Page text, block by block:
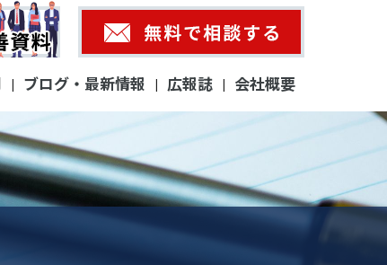
| ブログ・最新情報 | 広報誌 | 会社概要